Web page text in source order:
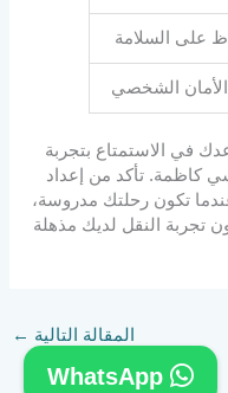
على السلامة
الأمان الشخصي
في الاستمتاع بتجربة
كاظمة. تأكد من إعداد
تكون رحلتك مدروسة،
تجربة النقل لديك مذهلة
المقالة التالية ←